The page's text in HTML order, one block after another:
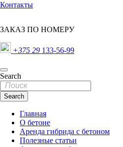
Контакты
ЗАКАЗ ПО НОМЕРУ
+375 29 133-56-99
Search
Search
Главная
О бетоне
Аренда гибрида с бетоном
Полезные статьи